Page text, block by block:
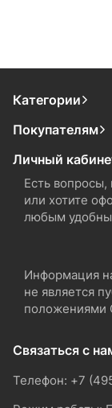
Категории
Покупателям
Личный
Есть
или хотите
любым
Информация
не является
положениями
Связаться с
Телефон: +7